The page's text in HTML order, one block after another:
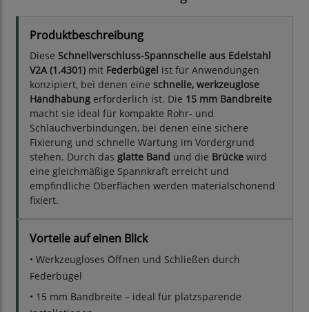
Produktbeschreibung
Diese Schnellverschluss-Spannschelle aus Edelstahl
V2A (1.4301) mit Federbügel ist für Anwendungen
konzipiert, bei denen eine schnelle, werkzeuglose
Handhabung erforderlich ist. Die 15 mm Bandbreite
macht sie ideal für kompakte Rohr- und
Schlauchverbindungen, bei denen eine sichere
Fixierung und schnelle Wartung im Vordergrund
stehen. Durch das glatte Band und die Brücke wird
eine gleichmäßige Spannkraft erreicht und
empfindliche Oberflächen werden materialschonend
fixiert.
Vorteile auf einen Blick
• Werkzeugloses Öffnen und Schließen durch
Federbügel
• 15 mm Bandbreite – ideal für platzsparende